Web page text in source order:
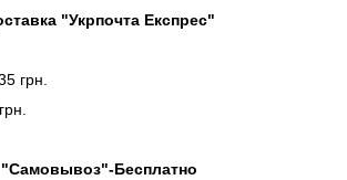
"Укрпочта Експрес"
грн.
"Самовывоз"-Бесплатно